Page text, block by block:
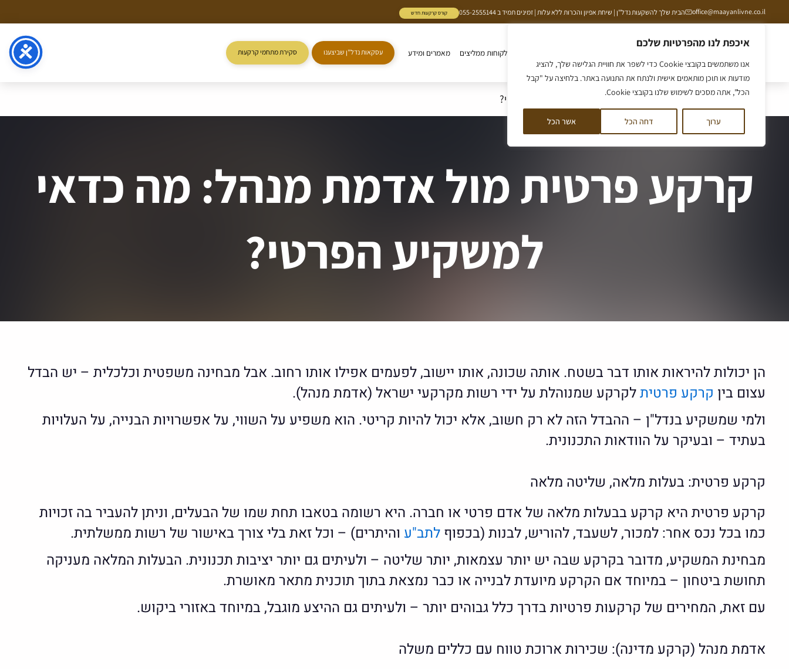
איכפת לנו מהפרטיות שלכם
אנו משתמשים בקובצי Cookie כדי לשפר את חוויית הגלישה שלך, להציג
מודעות או תוכן מותאמים אישית ולנתח את התנועה באתר. בלחיצה על "קבל
הכל", אתה מסכים לשימוש שלנו בקובצי Cookie.
ערוך דחה הכל אשר הכל
לתוכן
office@maayanlivne.co.il הבית שלך להשקעות נדל"ן | שיחת אפיון והכרות ללא עלות | זמינים תמיד ב 055-2555144 קורס קרקעות חדש
לקוחות ממליצים מאמרים ומידע עסקאות נדל"ן שביצענו סקירת מתחמי קרקעות
דף הבית/קרקע פרטית מול אדמת מנהל: מה כדאי למשקיע הפרטי?
קרקע פרטית מול אדמת מנהל: מה כדאי
למשקיע הפרטי?
הן יכולות להיראות אותו דבר בשטח. אותה שכונה, אותו יישוב, לפעמים אפילו אותו רחוב. אבל מבחינה משפטית וכלכלית – יש הבדל
עצום בין קרקע פרטיתלקרקע שמנוהלת על ידי רשות מקרקעי ישראל (אדמת מנהל).
ולמי שמשקיע בנדל"ן – ההבדל הזה לא רק חשוב, אלא יכול להיות קריטי. הוא משפיע על השווי, על אפשרויות הבנייה, על העלויות
בעתיד – ובעיקר על הוודאות התכנונית.
קרקע פרטית: בעלות מלאה, שליטה מלאה
קרקע פרטית היא קרקע בבעלות מלאה של אדם פרטי או חברה. היא רשומה בטאבו תחת שמו של הבעלים, וניתן להעביר בה זכויות
כמו בכל נכס אחר: למכור, לשעבד, להוריש, לבנות (בכפוף לתב"ע והיתרים) – וכל זאת בלי צורך באישור של רשות ממשלתית.
מבחינת המשקיע, מדובר בקרקע שבה יש יותר עצמאות, יותר שליטה – ולעיתים גם יותר יציבות תכנונית. הבעלות המלאה מעניקה
תחושת ביטחון – במיוחד אם הקרקע מיועדת לבנייה או כבר נמצאת בתוך תוכנית מתאר מאושרת.
עם זאת, המחירים של קרקעות פרטיות בדרך כלל גבוהים יותר – ולעיתים גם ההיצע מוגבל, במיוחד באזורי ביקוש.
אדמת מנהל (קרקע מדינה): שכירות ארוכת טווח עם כללים משלה